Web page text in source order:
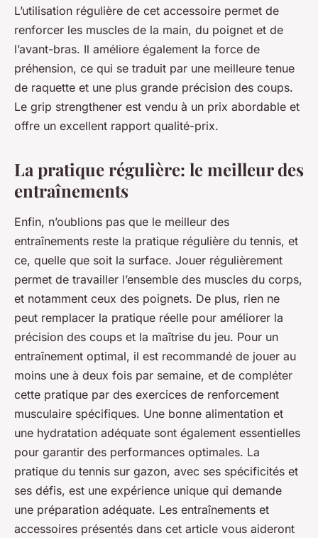
L’utilisation régulière de cet accessoire permet de
renforcer les muscles de la main, du poignet et de
l’avant-bras. Il améliore également la force de
préhension, ce qui se traduit par une meilleure tenue
de raquette et une plus grande précision des coups.
Le grip strengthener est vendu à un prix abordable et
offre un excellent rapport qualité-prix.
La pratique régulière: le meilleur des
entraînements
Enfin, n’oublions pas que le meilleur des
entraînements reste la pratique régulière du tennis, et
ce, quelle que soit la surface. Jouer régulièrement
permet de travailler l’ensemble des muscles du corps,
et notamment ceux des poignets. De plus, rien ne
peut remplacer la pratique réelle pour améliorer la
précision des coups et la maîtrise du jeu. Pour un
entraînement optimal, il est recommandé de jouer au
moins une à deux fois par semaine, et de compléter
cette pratique par des exercices de renforcement
musculaire spécifiques. Une bonne alimentation et
une hydratation adéquate sont également essentielles
pour garantir des performances optimales. La
pratique du tennis sur gazon, avec ses spécificités et
ses défis, est une expérience unique qui demande
une préparation adéquate. Les entraînements et
accessoires présentés dans cet article vous aideront